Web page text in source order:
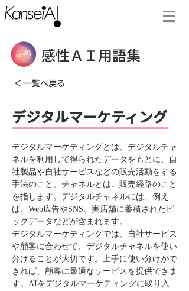
感性ＡＩ用語集
＜ 一覧へ戻る
デジタルマーケティング
デジタルマーケティングとは、デジタルチャ
ネルを利用して得られたデータをもとに、自
社製品や自社サービスなどの販売活動をする
手法のこと。チャネルとは、販売経路のこと
を指します。デジタルチャネルには、例え
ば、Web広告やSNS、実店舗に蓄積されたビ
ッグデータなどが含まれます。
デジタルマーケティングでは、自社サービス
や顧客に合わせて、デジタルチャネルを使い
分けることが大切です。上手に使い分けがで
きれば、顧客に最適なサービスを提供できま
す。AIをデジタルマーケティングに取り入